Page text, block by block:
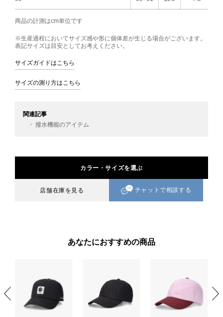
商品の計測はcm単位です
※生産過程においてサイズ感や形に個体差が生じる場合がございます。
表記サイズは目安としてお考えください。
サイズガイドはこちら
サイズの測り方はこちら
関連記事
・ 撥水機能のアイテム
カラー・サイズを選ぶ
店舗在庫を見る チャットで相談する
あなたにおすすめの商品